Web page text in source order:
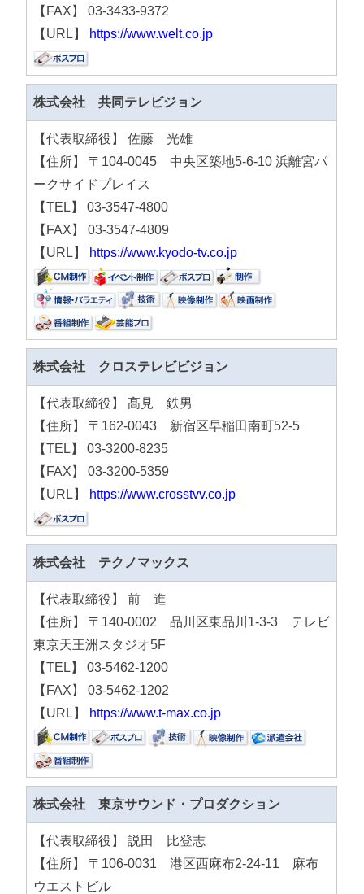
【FAX】 03-3433-9372
【URL】 https://www.welt.co.jp
株式会社 共同テレビジョン
【代表取締役】 佐藤 光雄
【住所】 〒104-0045 中央区築地5-6-10 浜離宮パ
ークサイドプレイス
【TEL】 03-3547-4800
【FAX】 03-3547-4809
【URL】 https://www.kyodo-tv.co.jp
株式会社 クロステレビビジョン
【代表取締役】 髙見 鉄男
【住所】 〒162-0043 新宿区早稲田南町52-5
【TEL】 03-3200-8235
【FAX】 03-3200-5359
【URL】 https://www.crosstvv.co.jp
株式会社 テクノマックス
【代表取締役】 前 進
【住所】 〒140-0002 品川区東品川1-3-3 テレビ
東京天王洲スタジオ5F
【TEL】 03-5462-1200
【FAX】 03-5462-1202
【URL】 https://www.t-max.co.jp
株式会社 東京サウンド・プロダクション
【代表取締役】 説田 比登志
【住所】 〒106-0031 港区西麻布2-24-11 麻布
ウエストビル